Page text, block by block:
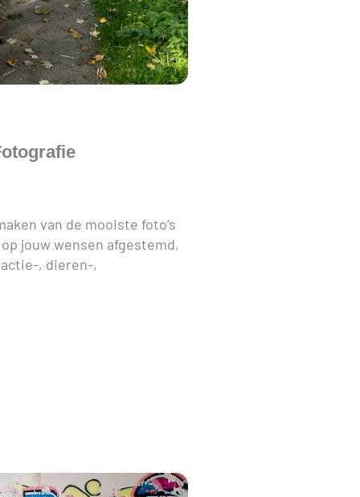
van de mooiste foto’s
jouw wensen afgestemd,
, dieren-,